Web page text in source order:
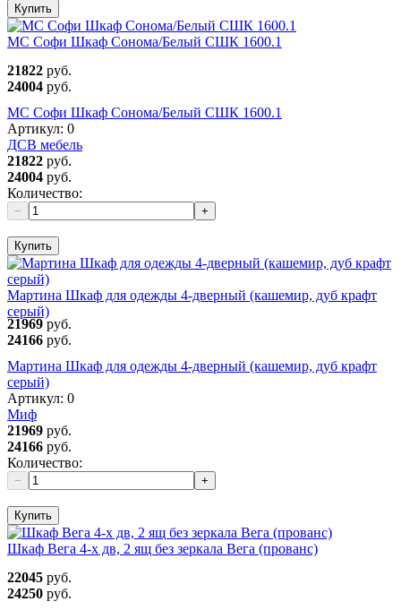
Купить
МС Софи Шкаф Сонома/Белый СШК 1600.1
21822 руб.
24004 руб.
МС Софи Шкаф Сонома/Белый СШК 1600.1
Артикул: 0
ДСВ мебель
21822 руб.
24004 руб.
Количество:
− +
Купить
Мартина Шкаф для одежды 4-дверный (кашемир, дуб крафт
серый)
21969руб.
24166 руб.
Мартина Шкаф для одежды 4-дверный (кашемир, дуб крафт
серый)
Артикул: 0
Миф
21969 руб.
24166 руб.
Количество:
− +
Купить
Шкаф Вега 4-х дв, 2 ящ без зеркала Вега (прованс)
22045 руб.
24250 руб.